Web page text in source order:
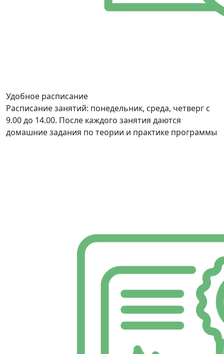
Удобное расписание
Расписание занятий: понедельник, среда, четверг с
9.00 до 14.00. После каждого занятия даются
домашние задания по теории и практике программы